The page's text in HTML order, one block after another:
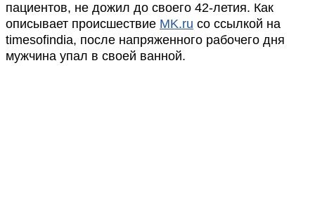
пациентов, не дожил до своего 42-летия. Как
описывает происшествие MK.ru со ссылкой на
timesofindia, после напряженного рабочего дня
мужчина упал в своей ванной.